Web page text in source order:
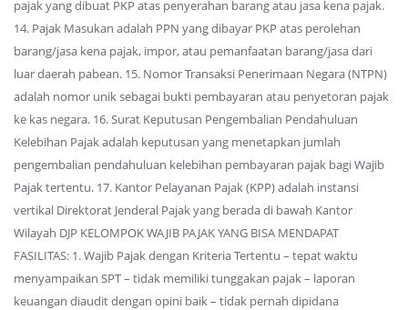
pajak yang dibuat PKP atas penyerahan barang atau jasa kena pajak.
14. Pajak Masukan adalah PPN yang dibayar PKP atas perolehan
barang/jasa kena pajak, impor, atau pemanfaatan barang/jasa dari
luar daerah pabean. 15. Nomor Transaksi Penerimaan Negara (NTPN)
adalah nomor unik sebagai bukti pembayaran atau penyetoran pajak
ke kas negara. 16. Surat Keputusan Pengembalian Pendahuluan
Kelebihan Pajak adalah keputusan yang menetapkan jumlah
pengembalian pendahuluan kelebihan pembayaran pajak bagi Wajib
Pajak tertentu. 17. Kantor Pelayanan Pajak (KPP) adalah instansi
vertikal Direktorat Jenderal Pajak yang berada di bawah Kantor
Wilayah DJP KELOMPOK WAJIB PAJAK YANG BISA MENDAPAT
FASILITAS: 1. Wajib Pajak dengan Kriteria Tertentu – tepat waktu
menyampaikan SPT – tidak memiliki tunggakan pajak – laporan
keuangan diaudit dengan opini baik – tidak pernah dipidana